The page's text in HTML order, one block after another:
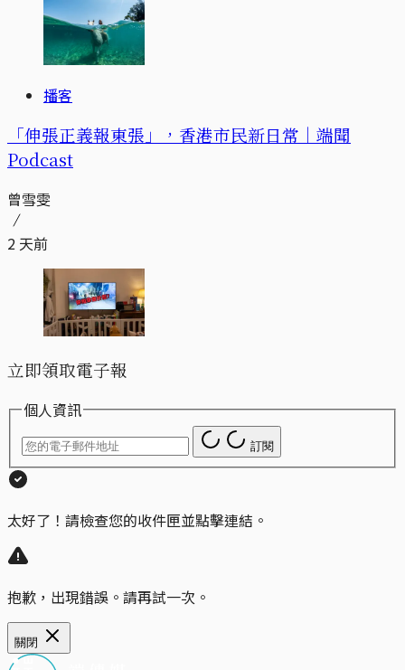
播客
「伸張正義報東張」，香港市民新日常｜端聞
Podcast
曾雪雯
2 天前
立即領取電子報
個人資訊
訂閱
太好了！請檢查您的收件匣並點擊連結。
抱歉，出現錯誤。請再試一次。
關閉